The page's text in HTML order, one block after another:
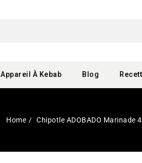
Appareil À Kebab Blog
Home Chipotle ADOBADO Marinade